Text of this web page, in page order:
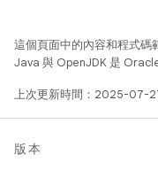
這個頁面中的內容和程式碼
Java 與 OpenJDK 是
上次更新時間：2025-07-
版本